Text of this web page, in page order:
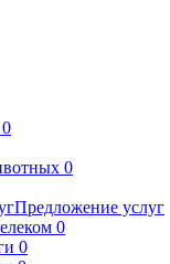
0
0
Предложение услуг
0
0